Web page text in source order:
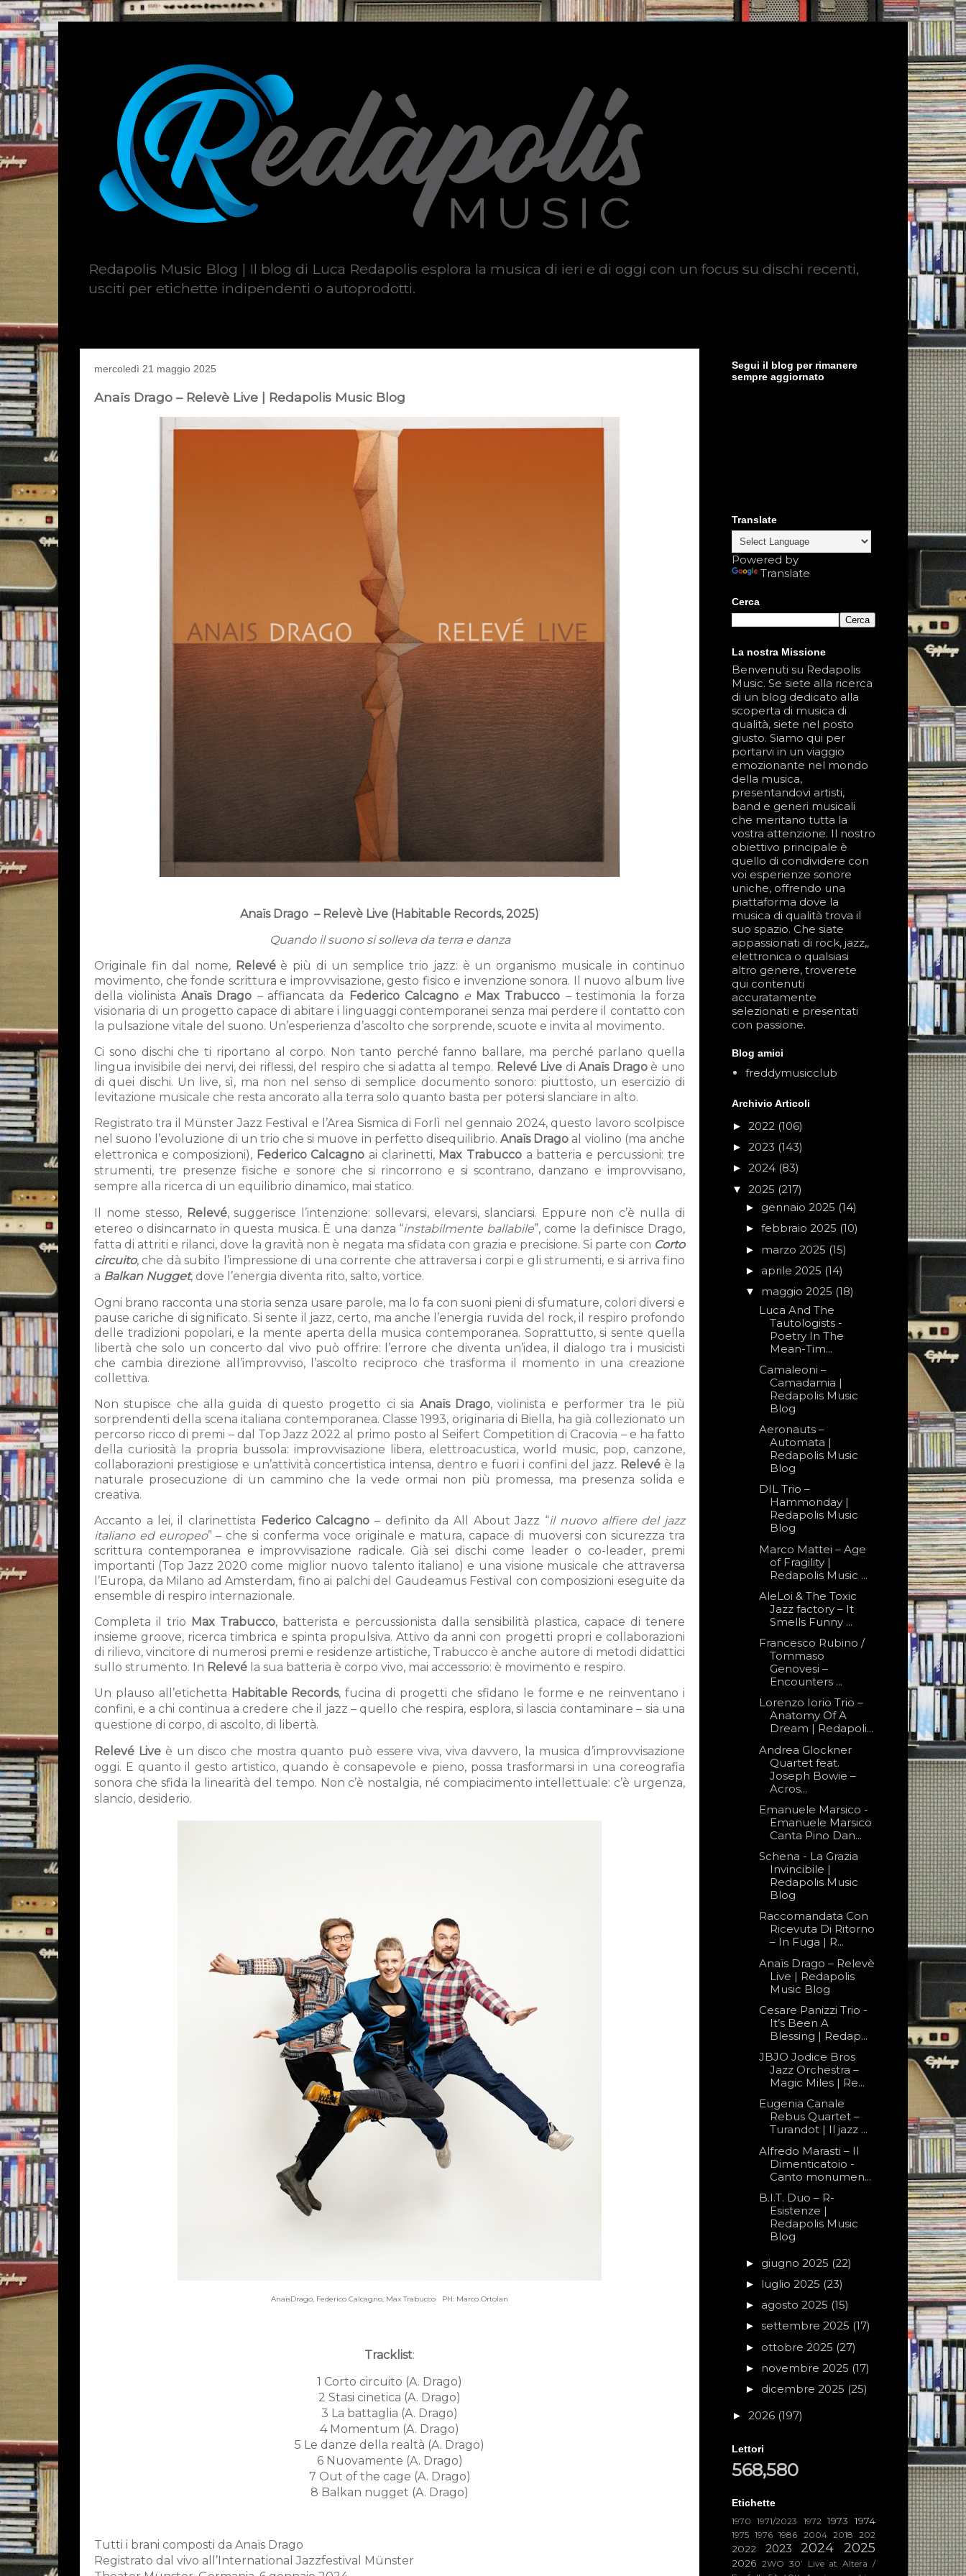
Redapolis Music Blog | Il blog di Luca Redapolis esplora la musica di ieri e di oggi con un focus su dischi recenti,
usciti per etichette indipendenti o autoprodotti.
mercoledì 21 maggio 2025
Anaïs Drago – Relevè Live | Redapolis Music Blog
Anaïs Drago – Relevè Live (Habitable Records, 2025)
Quando il suono si solleva da terra e danza
Originale fin dal nome, Relevé è più di un semplice trio jazz: è un organismo musicale in continuo
movimento, che fonde scrittura e improvvisazione, gesto fisico e invenzione sonora. Il nuovo album live
della violinista Anaïs Drago – affiancata da Federico Calcagnoe Max Trabucco– testimonia la forza
visionaria di un progetto capace di abitare i linguaggi contemporanei senza mai perdere il contatto con
la pulsazione vitale del suono. Un’esperienza d’ascolto che sorprende, scuote e invita al movimento.
Ci sono dischi che ti riportano al corpo. Non tanto perché fanno ballare, ma perché parlano quella
lingua invisibile dei nervi, dei riflessi, del respiro che si adatta al tempo. Relevé Live diAnaïs Dragoè uno
di quei dischi. Un live, sì, ma non nel senso di semplice documento sonoro: piuttosto, un esercizio di
levitazione musicale che resta ancorato alla terra solo quanto basta per potersi slanciare in alto.
Registrato tra il Münster Jazz Festival e l’Area Sismica di Forlì nel gennaio 2024, questo lavoro scolpisce
nel suono l’evoluzione di un trio che si muove in perfetto disequilibrio.Anaïs Drago al violino (ma anche
elettronica e composizioni), Federico Calcagno ai clarinetti, Max Trabuccoa batteria e percussioni: tre
strumenti, tre presenze fisiche e sonore che si rincorrono e si scontrano, danzano e improvvisano,
sempre alla ricerca di un equilibrio dinamico, mai statico.
Il nome stesso, Relevé, suggerisce l’intenzione: sollevarsi, elevarsi, slanciarsi. Eppure non c’è nulla di
etereo o disincarnato in questa musica. È una danza “instabilmente ballabile”, come la definisce Drago,
fatta di attriti e rilanci, dove la gravità non è negata ma sfidata con grazia e precisione. Si parte con Corto
circuito, che dà subito l’impressione di una corrente che attraversa i corpi e gli strumenti, e si arriva fino
a Balkan Nugget, dove l’energia diventa rito, salto, vortice.
Ogni brano racconta una storia senza usare parole, ma lo fa con suoni pieni di sfumature, colori diversi e
pause cariche di significato. Si sente il jazz, certo, ma anche l’energia ruvida del rock, il respiro profondo
delle tradizioni popolari, e la mente aperta della musica contemporanea. Soprattutto, si sente quella
libertà che solo un concerto dal vivo può offrire: l’errore che diventa un’idea, il dialogo tra i musicisti
che cambia direzione all’improvviso, l’ascolto reciproco che trasforma il momento in una creazione
collettiva.
Non stupisce che alla guida di questo progetto ci sia Anaïs Drago, violinista e performer tra le più
sorprendenti della scena italiana contemporanea. Classe 1993, originaria di Biella, ha già collezionato un
percorso ricco di premi – dal Top Jazz 2022 al primo posto al Seifert Competition di Cracovia – e ha fatto
della curiosità la propria bussola: improvvisazione libera, elettroacustica, world music, pop, canzone,
collaborazioni prestigiose e un’attività concertistica intensa, dentro e fuori i confini del jazz. Relevé è la
naturale prosecuzione di un cammino che la vede ormai non più promessa, ma presenza solida e
creativa.
Accanto a lei, il clarinettista Federico Calcagno – definito da All About Jazz “il nuovo alfiere del jazz
italiano ed europeo” – che si conferma voce originale e matura, capace di muoversi con sicurezza tra
scrittura contemporanea e improvvisazione radicale. Già sei dischi come leader o co-leader, premi
importanti (Top Jazz 2020 come miglior nuovo talento italiano) e una visione musicale che attraversa
l’Europa, da Milano ad Amsterdam, fino ai palchi del Gaudeamus Festival con composizioni eseguite da
ensemble di respiro internazionale.
Completa il trio Max Trabucco, batterista e percussionista dalla sensibilità plastica, capace di tenere
insieme groove, ricerca timbrica e spinta propulsiva. Attivo da anni con progetti propri e collaborazioni
di rilievo, vincitore di numerosi premi e residenze artistiche, Trabucco è anche autore di metodi didattici
sullo strumento. In Relevé la sua batteria è corpo vivo, mai accessorio: è movimento e respiro.
Un plauso all’etichetta Habitable Records, fucina di progetti che sfidano le forme e ne reinventano i
confini, e a chi continua a credere che il jazz – quello che respira, esplora, si lascia contaminare – sia una
questione di corpo, di ascolto, di libertà.
Relevé Live è un disco che mostra quanto può essere viva, viva davvero, la musica d’improvvisazione
oggi. E quanto il gesto artistico, quando è consapevole e pieno, possa trasformarsi in una coreografia
sonora che sfida la linearità del tempo. Non c’è nostalgia, né compiacimento intellettuale: c’è urgenza,
slancio, desiderio.
AnaïsDrago, Federico Calcagno, Max Trabucco PH: Marco Ortolan
Tracklist:
1 Corto circuito (A. Drago)
2 Stasi cinetica (A. Drago)
3 La battaglia (A. Drago)
4 Momentum (A. Drago)
5 Le danze della realtà (A. Drago)
6 Nuovamente (A. Drago)
7 Out of the cage (A. Drago)
8 Balkan nugget (A. Drago)
Tutti i brani composti da Anaïs Drago
Registrato dal vivo all’International Jazzfestival Münster
Segui il blog per rimanere
sempre aggiornato
Translate
Powered by
Translate
Cerca
La nostra Missione
Benvenuti su Redapolis
Music. Se siete alla ricerca
di un blog dedicato alla
scoperta di musica di
qualità, siete nel posto
giusto. Siamo qui per
portarvi in un viaggio
emozionante nel mondo
della musica,
presentandovi artisti,
band e generi musicali
che meritano tutta la
vostra attenzione. Il nostro
obiettivo principale è
quello di condividere con
voi esperienze sonore
uniche, offrendo una
piattaforma dove la
musica di qualità trova il
suo spazio. Che siate
appassionati di rock, jazz,,
elettronica o qualsiasi
altro genere, troverete
qui contenuti
accuratamente
selezionati e presentati
con passione.
Blog amici
freddymusicclub
Archivio Articoli
► 2022 (106)
► 2023 (143)
► 2024 (83)
▼ 2025 (217)
► gennaio 2025 (14)
► febbraio 2025 (10)
► marzo 2025 (15)
► aprile 2025 (14)
▼ maggio 2025 (18)
Luca And The
Tautologists -
Poetry In The
Mean-Tim...
Camaleoni –
Camadamia |
Redapolis Music
Blog
Aeronauts –
Automata |
Redapolis Music
Blog
DIL Trio –
Hammonday |
Redapolis Music
Blog
Marco Mattei – Age
of Fragility |
Redapolis Music ...
AleLoi & The Toxic
Jazz factory – It
Smells Funny ...
Francesco Rubino /
Tommaso
Genovesi –
Encounters ...
Lorenzo Iorio Trio –
Anatomy Of A
Dream | Redapoli...
Andrea Glockner
Quartet feat.
Joseph Bowie –
Acros...
Emanuele Marsico -
Emanuele Marsico
Canta Pino Dan...
Schena - La Grazia
Invincibile |
Redapolis Music
Blog
Raccomandata Con
Ricevuta Di Ritorno
– In Fuga | R...
Anaïs Drago – Relevè
Live | Redapolis
Music Blog
Cesare Panizzi Trio -
It’s Been A
Blessing | Redap...
JBJO Jodice Bros
Jazz Orchestra –
Magic Miles | Re...
Eugenia Canale
Rebus Quartet –
Turandot | Il jazz ...
Alfredo Marasti – Il
Dimenticatoio -
Canto monumen...
B.I.T. Duo – R-
Esistenze |
Redapolis Music
Blog
► giugno 2025 (22)
► luglio 2025 (23)
► agosto 2025 (15)
► settembre 2025 (17)
► ottobre 2025 (27)
► novembre 2025 (17)
► dicembre 2025 (25)
► 2026 (197)
Lettori
568,580
Etichette
1970 1971/2023 1972 1973 1974
1975 1976 1986 2004 2018 202
2022 2023 2024 2025
2026 2WO 30’ Live at Altera /